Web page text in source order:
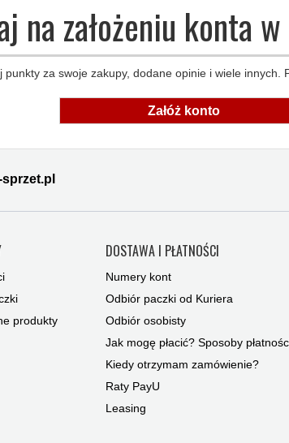
na założeniu konta
punkty za swoje zakupy, dodane opinie i wiele
Załóż konto
produkty
DOSTAWA I PŁATNOŚCI
Numery kont
Odbiór paczki od Kuriera
Odbiór osobisty
Jak mogę płacić? Sposoby
Kiedy otrzymam zamówienie?
Raty PayU
Leasing